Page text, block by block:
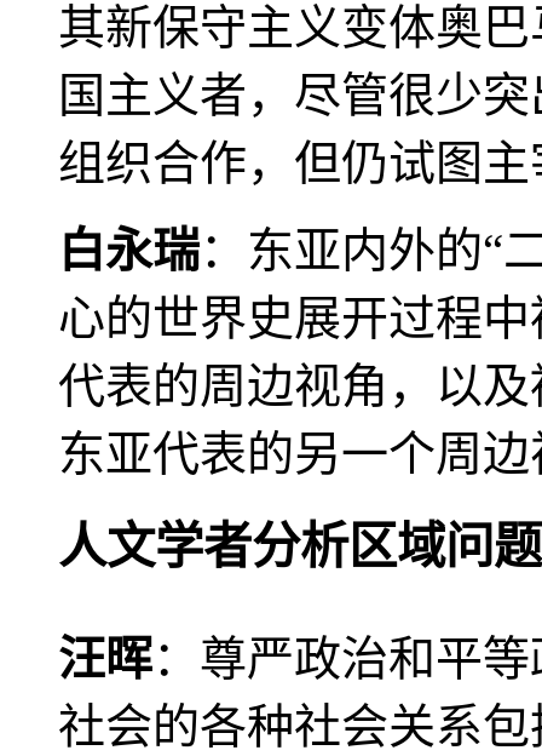
其新保守主义变体奥
国主义者，尽管很少
组织合作，但仍试图
白永瑞：东亚内外的“
心的世界史展开过程
代表的周边视角，以
东亚代表的另一个周
人文学者分析区域问题
汪晖：尊严政治和平
社会的各种社会关系